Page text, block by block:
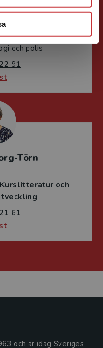
och polis
91
Törn
Kurslitteratur och
61
och är idag Sveriges